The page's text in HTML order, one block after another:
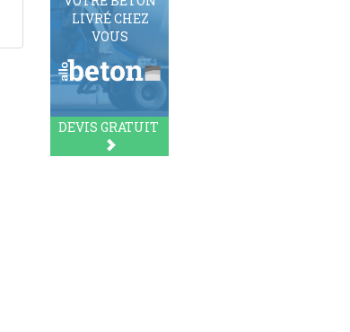
LIVRÉ CHEZ
VOUS
DEVIS GRATUIT